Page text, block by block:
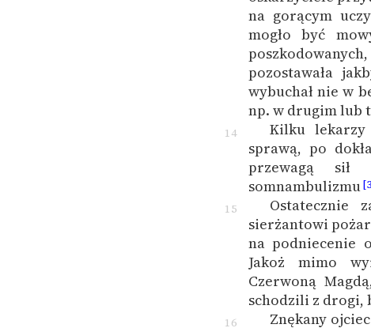
na gorącym
mogło być
pozostawała
wybuchał nie w
np. w drugim lub
14
Kilku lekarzy
sprawą, po
przewagą sił
somnambulizmu
15
Ostatecznie
sierżantowi
na podniecenie
Jakoż mimo
Czerwoną
schodzili z drogi,
16
Znękany